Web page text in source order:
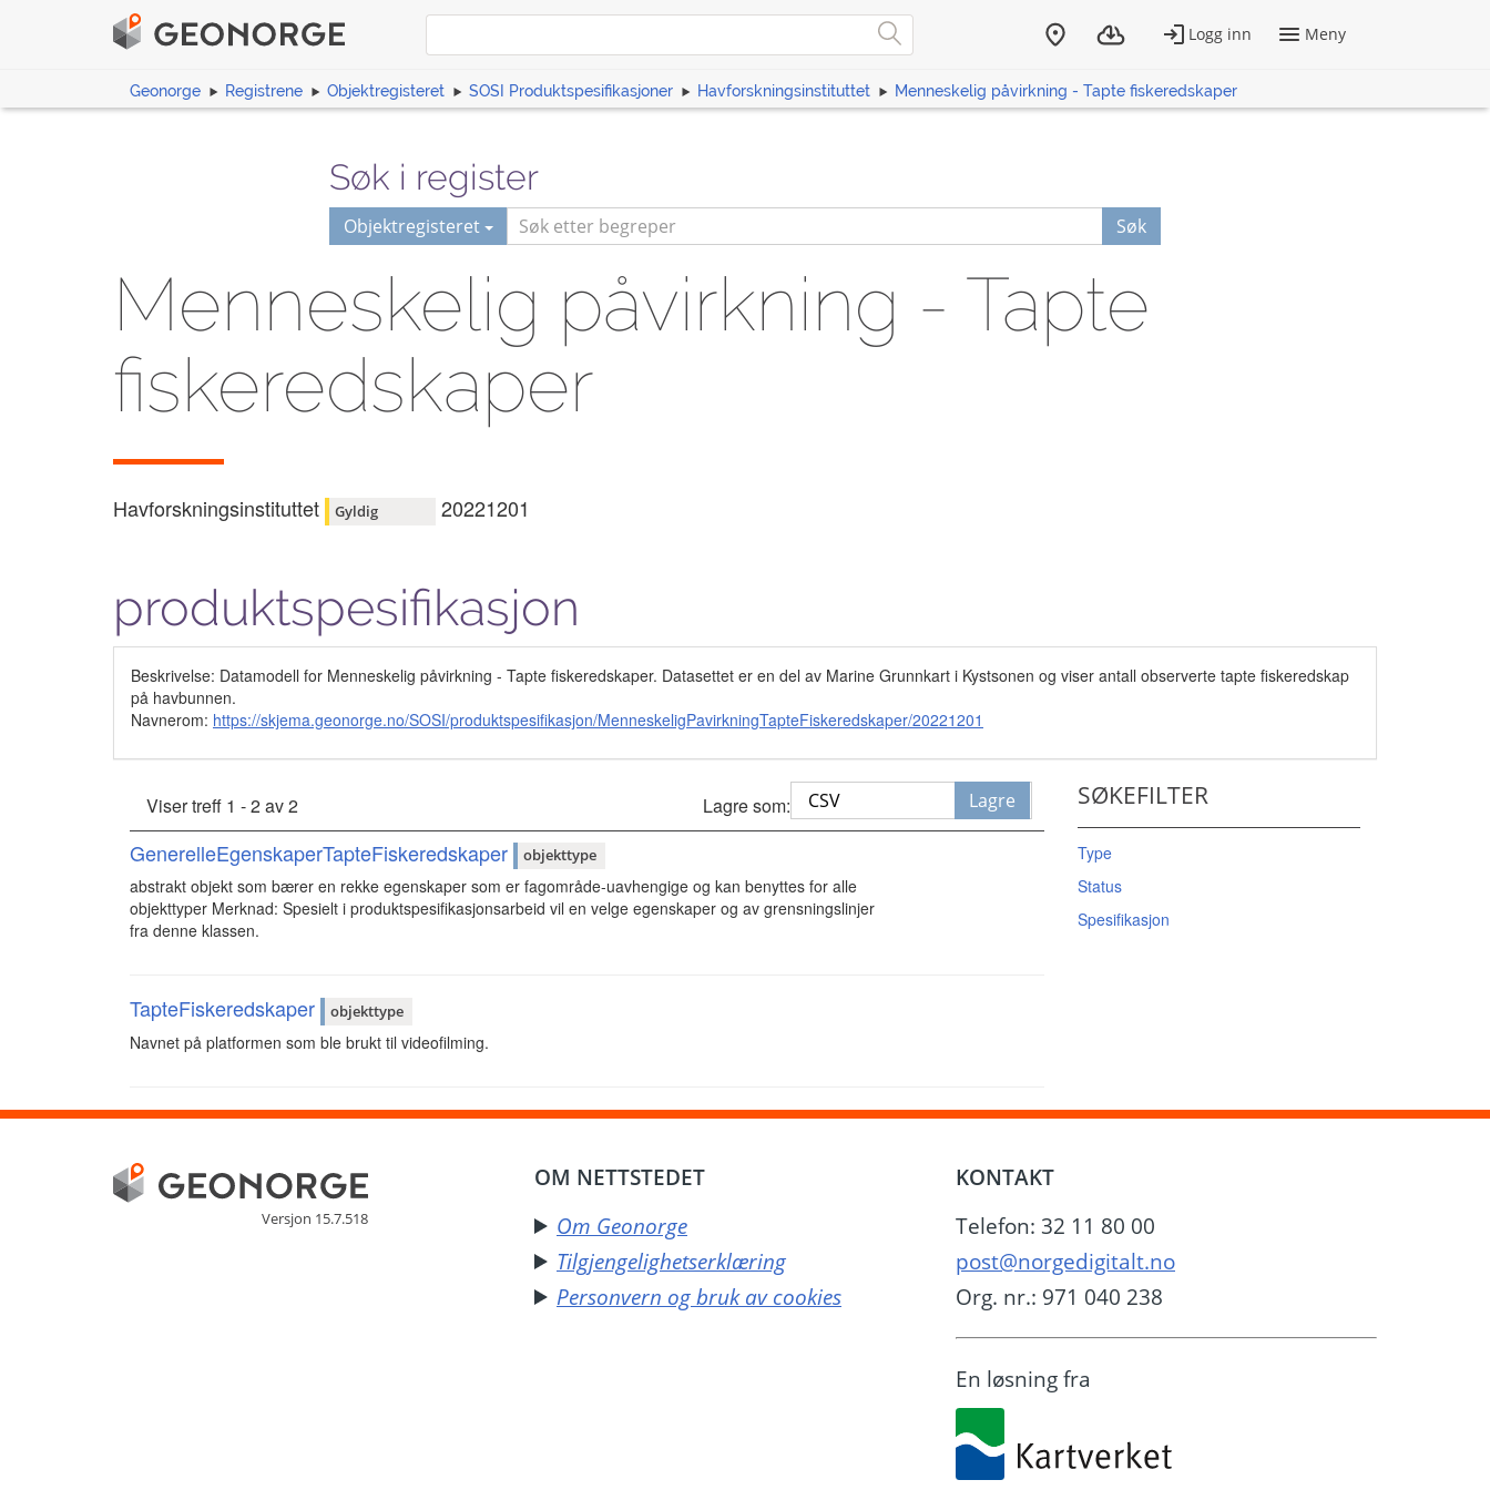
Geonorge Registrene Objektregisteret SOSI Produktspesifikasjoner Havforskningsinstituttet Menneskelig påvirkning - Tapte fiskeredskaper
Søk i register
Objektregisteret Søk
Menneskelig påvirkning - Tapte
fiskeredskaper
Havforskningsinstituttet Gyldig 20221201
produktspesifikasjon
Beskrivelse: Datamodell for Menneskelig påvirkning - Tapte fiskeredskaper. Datasettet er en del av Marine Grunnkart i Kystsonen og viser antall observerte tapte fiskeredskap
på havbunnen.
Navnerom: https://skjema.geonorge.no/SOSI/produktspesifikasjon/MenneskeligPavirkningTapteFiskeredskaper/20221201
Viser treff 1 - 2 av 2 Lagre som: Lagre
GenerelleEgenskaperTapteFiskeredskaper objekttype
abstrakt objekt som bærer en rekke egenskaper som er fagområde-uavhengige og kan benyttes for alle
objekttyper Merknad: Spesielt i produktspesifikasjonsarbeid vil en velge egenskaper og av grensningslinjer
fra denne klassen.
TapteFiskeredskaper objekttype
Navnet på platformen som ble brukt til videofilming.
SØKEFILTER
Type
Status
Spesifikasjon